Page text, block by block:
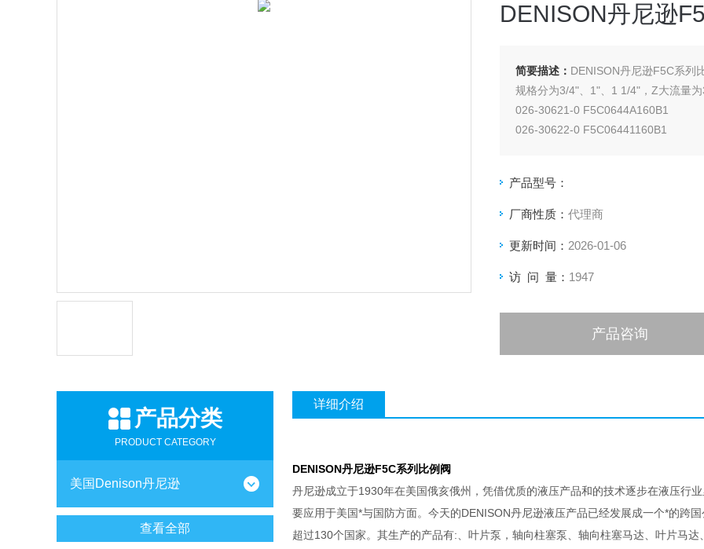
DENISON丹尼逊
简要描述： DENISON丹尼逊F5C系列
规格分为3/4"、1"、1 1/4"，Z大流量
026-30621-0 F5C0644A160B1
026-30622-0 F5C06441160B1
026-306
产品型号：
厂商性质： 代理商
更新时间： 2026-01-06
访 问 量： 1947
产品咨询
产品分类
PRODUCT CATEGORY
美国Denison丹尼逊
查看全部
详细介绍
DENISON丹尼逊F5C系列比例阀
丹尼逊成立于1930年在美国俄亥俄州，凭借优质的液压产品和的技术逐步在液压行
要应用于美国*与国防方面。今天的DENISON丹尼逊液压产品已经发展成一个*的跨
超过130个国家。其生产的产品有:、叶片泵，轴向柱塞泵、轴向柱塞马达、叶片马